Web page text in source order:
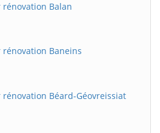
Balan
Baneins
Béard-Géovreissiat